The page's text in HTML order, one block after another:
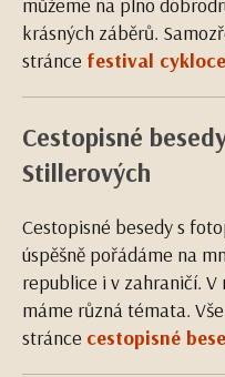
krásných záběrů.
stránce festival
Cestopisné
Stillerových
Cestopisné besedy s
úspěšně pořádáme na
republice i v zahraničí.
máme různá témata.
stránce cestopisné